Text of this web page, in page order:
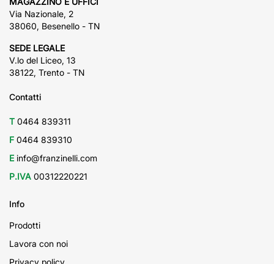
Via Nazionale, 2
38060, Besenello - TN
SEDE LEGALE
V.lo del Liceo, 13
38122, Trento - TN
Contatti
T 0464 839311
F 0464 839310
E info@franzinelli.com
P.IVA 00312220221
Info
Prodotti
Lavora con noi
Privacy policy